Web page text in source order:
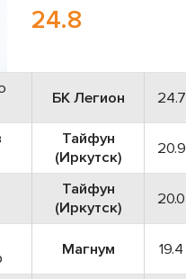
24.8
БК Легион 24.7
Тайфун
(Иркутск)
20.9
Тайфун
(Иркутск)
20.0
Магнум 19.4